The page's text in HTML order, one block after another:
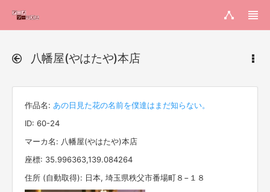
八幡屋(やはたや)本店
作品名: あの日見た花の名前を僕達はまだ知らない。
ID: 60-24
マーカ名: 八幡屋(やはたや)本店
座標: 35.996363,139.084264
住所 (自動取得): 日本, 埼玉県秩父市番場町８−１８